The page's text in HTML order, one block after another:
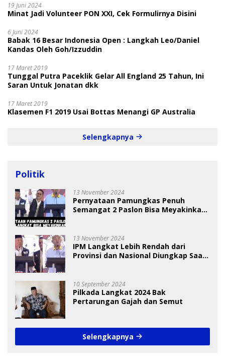
19 Juni 2024
Minat Jadi Volunteer PON XXI, Cek Formulirnya Disini
6 Juni 2024
Babak 16 Besar Indonesia Open : Langkah Leo/Daniel
Kandas Oleh Goh/Izzuddin
17 Maret 2019
Tunggal Putra Paceklik Gelar All England 25 Tahun, Ini
Saran Untuk Jonatan dkk
17 Maret 2019
Klasemen F1 2019 Usai Bottas Menangi GP Australia
Selengkapnya
Politik
13 November 2024
Pernyataan Pamungkas Penuh
Semangat 2 Paslon Bisa Meyakinkan
13 November 2024
IPM Langkat Lebih Rendah dari
Provinsi dan Nasional Diungkap Saat
10 September 2024
Pilkada Langkat 2024 Bak
Pertarungan Gajah dan Semut
Selengkapnya